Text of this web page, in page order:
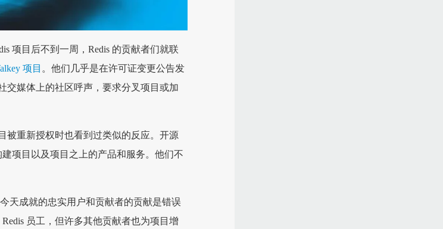
项目后不到一周，Redis 的贡献者们就联
项目 。他们几乎是在许可证变更公告发
交媒体上的社区呼声，要求分叉项目或加
被重新授权时也看到过类似的反应。开源
项目以及项目之上的产品和服务。他们不
天成就的忠实用户和贡献者的贡献是错误
员工，但许多其他贡献者也为项目增